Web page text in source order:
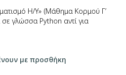
Η/Υ» (Μάθημα Κορμού Γ’
γλώσσα Python αντί για
µε προσθήκη